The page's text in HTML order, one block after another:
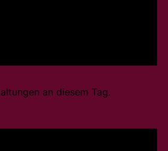
an diesem Tag.